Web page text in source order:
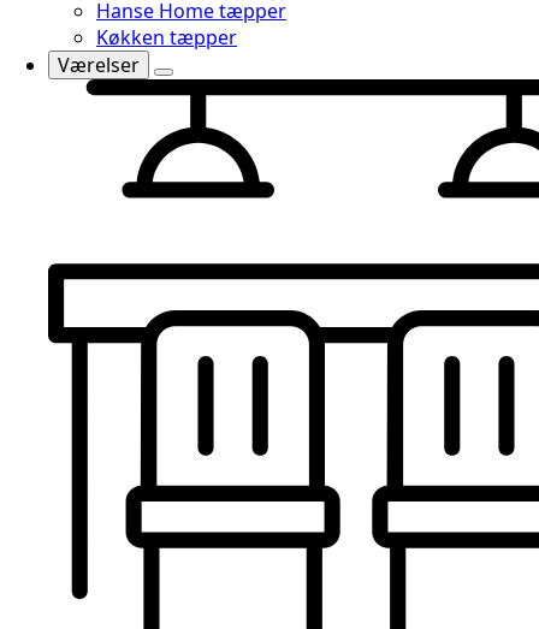
Hanse Home tæpper
Køkken tæpper
Værelser